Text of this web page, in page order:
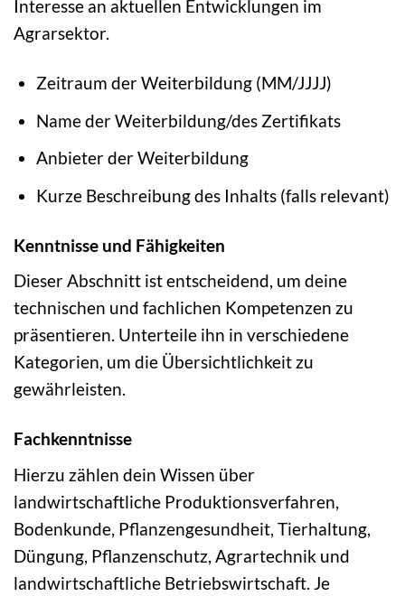
Interesse an aktuellen Entwicklungen im
Agrarsektor.
Zeitraum der Weiterbildung (MM/JJJJ)
Name der Weiterbildung/des Zertifikats
Anbieter der Weiterbildung
Kurze Beschreibung des Inhalts (falls relevant)
Kenntnisse und Fähigkeiten
Dieser Abschnitt ist entscheidend, um deine
technischen und fachlichen Kompetenzen zu
präsentieren. Unterteile ihn in verschiedene
Kategorien, um die Übersichtlichkeit zu
gewährleisten.
Fachkenntnisse
Hierzu zählen dein Wissen über
landwirtschaftliche Produktionsverfahren,
Bodenkunde, Pflanzengesundheit, Tierhaltung,
Düngung, Pflanzenschutz, Agrartechnik und
landwirtschaftliche Betriebswirtschaft. Je